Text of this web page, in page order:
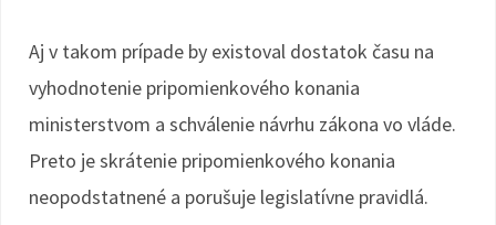
Aj v takom prípade by existoval dostatok času na
vyhodnotenie pripomienkového konania
ministerstvom a schválenie návrhu zákona vo vláde.
Preto je skrátenie pripomienkového konania
neopodstatnené a porušuje legislatívne pravidlá.